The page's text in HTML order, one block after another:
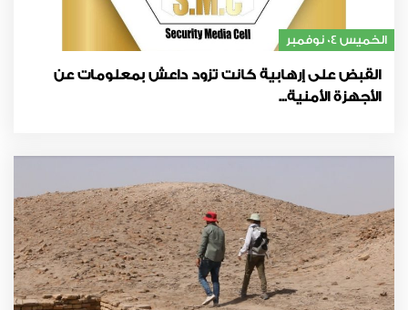
الخميس 04 نوفمبر
القبض على إرهابية كانت تزود داعش بمعلومات عن
الأجهزة الأمنية...